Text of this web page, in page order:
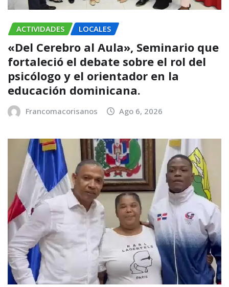
ACTIVIDADES LOCALES
«Del Cerebro al Aula», Seminario que
fortaleció el debate sobre el rol del
psicólogo y el orientador en la
educación dominicana.
Francomacorisanos Ago 6, 2026